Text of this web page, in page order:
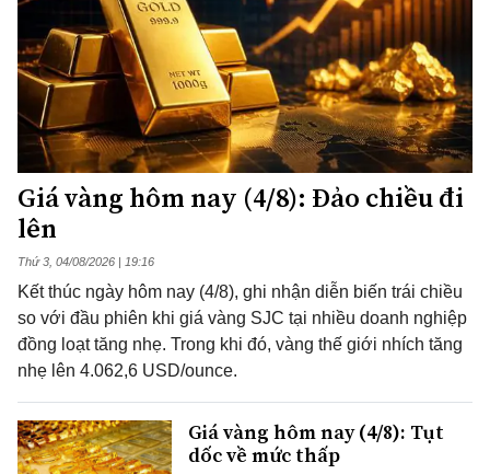
Giá vàng hôm nay (4/8): Đảo chiều đi
lên
Thứ 3, 04/08/2026 | 19:16
Kết thúc ngày hôm nay (4/8), ghi nhận diễn biến trái chiều
so với đầu phiên khi giá vàng SJC tại nhiều doanh nghiệp
đồng loạt tăng nhẹ. Trong khi đó, vàng thế giới nhích tăng
nhẹ lên 4.062,6 USD/ounce.
Giá vàng hôm nay (4/8): Tụt
dốc về mức thấp